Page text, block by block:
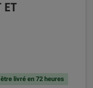
ET
livré en 72 heures